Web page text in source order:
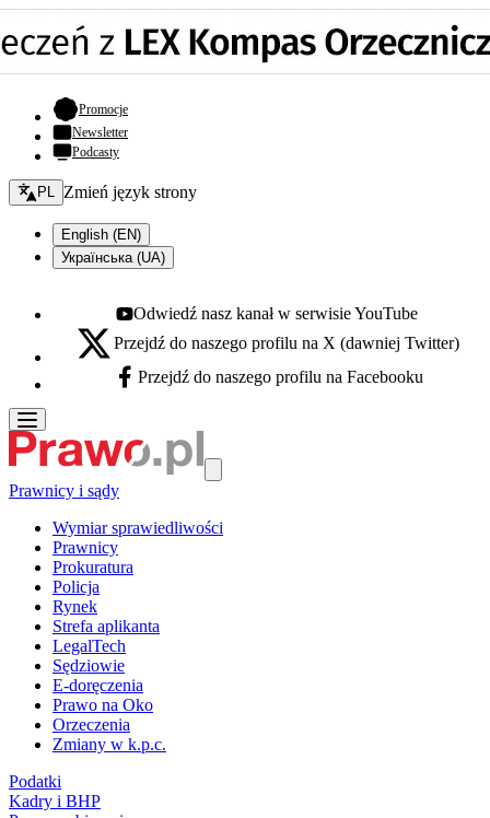
Promocje- otwiera się w nowej karcie
Newsletter
Podcasty
Zmień język - bieżący:
PL Zmień język strony
English (EN)
Українська (UA)
Youtube - otwiera się w nowej karcie
Odwiedź nasz kanał w serwisie YouTube
X - otwiera się w nowej karcie
Przejdź do naszego profilu na X (dawniej Twitter)
Facebook - otwiera się w nowej karcie
Przejdź do naszego profilu na Facebooku
Prawnicy i sądy
Wymiar sprawiedliwości
Prawnicy
Prokuratura
Policja
Rynek
Strefa aplikanta
LegalTech
Sędziowie
E-doręczenia
Prawo na Oko
Orzeczenia
Zmiany w k.p.c.
Podatki
Kadry i BHP